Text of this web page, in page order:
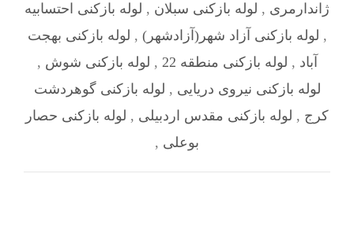
ژاندارمری , لوله بازکنی سبلان , لوله بازکنی احتسابیه
, لوله بازکنی آزاد شهر(آزادشهر) , لوله بازکنی بهجت
آباد , لوله بازکنی منطقه 22 , لوله بازکنی شوش ,
لوله بازکنی نیروی دریایی , لوله بازکنی گوهردشت
کرج , لوله بازکنی مقدس اردبیلی , لوله بازکنی حصار
بوعلی ,